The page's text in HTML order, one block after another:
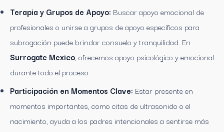
Terapia y Grupos de Apoyo: Buscar apoyo emocional de
profesionales o unirse a grupos de apoyo específicos para
subrogación puede brindar consuelo y tranquilidad. En
Surrogate Mexico, ofrecemos apoyo psicológico y emocional
durante todo el proceso.
Participación en Momentos Clave: Estar presente en
momentos importantes, como citas de ultrasonido o el
nacimiento, ayuda a los padres intencionales a sentirse más